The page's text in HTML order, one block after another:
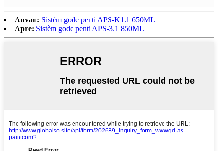
Anvan: Sistèm gode penti APS-K1.1 650ML
Apre: Sistèm gode penti APS-3.1 850ML